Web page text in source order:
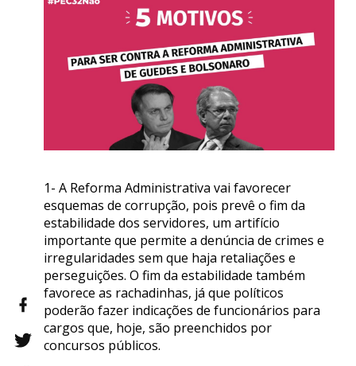
1- A Reforma Administrativa vai favorecer
esquemas de corrupção, pois prevê o fim da
estabilidade dos servidores, um artifício
importante que permite a denúncia de crimes e
irregularidades sem que haja retaliações e
perseguições. O fim da estabilidade também
favorece as rachadinhas, já que políticos
poderão fazer indicações de funcionários para
cargos que, hoje, são preenchidos por
concursos públicos.